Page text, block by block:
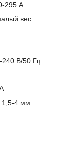
295 А
вес
240 В/50 Гц
1,5-4 мм